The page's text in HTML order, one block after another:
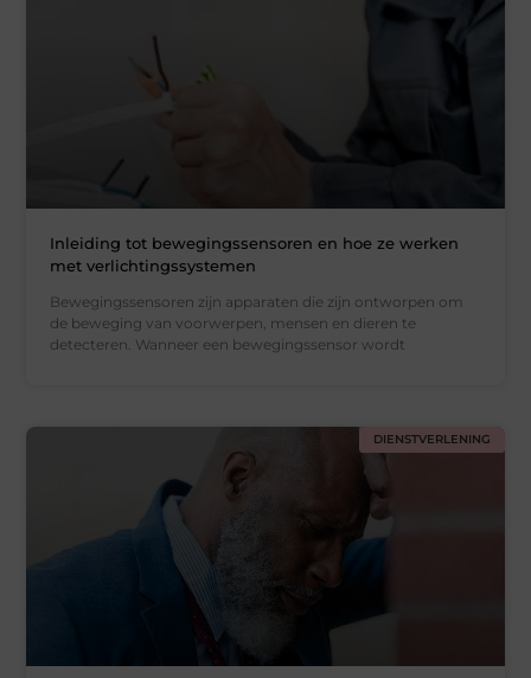
Inleiding tot bewegingssensoren en hoe ze werken
met verlichtingssystemen
Bewegingssensoren zijn apparaten die zijn ontworpen om
de beweging van voorwerpen, mensen en dieren te
detecteren. Wanneer een bewegingssensor wordt
DIENSTVERLENING